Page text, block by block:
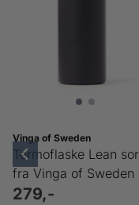
Vinga of Sweden
Termoflaske Lean
fra Vinga of Sweden
279,-